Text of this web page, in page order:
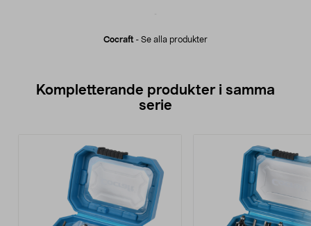
Cocraft - Se alla produkter
Kompletterande produkter i samma
serie